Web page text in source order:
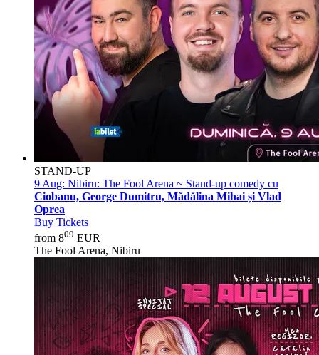
STAND-UP
9 Aug: Nibiru: The Fool Arena ~ Stand-up comedy cu
Ciobanu, George Dumitru, Mădălina Mihai și Vlad
Oprea
Buy Tickets
from 809 EUR
The Fool Arena, Nibiru